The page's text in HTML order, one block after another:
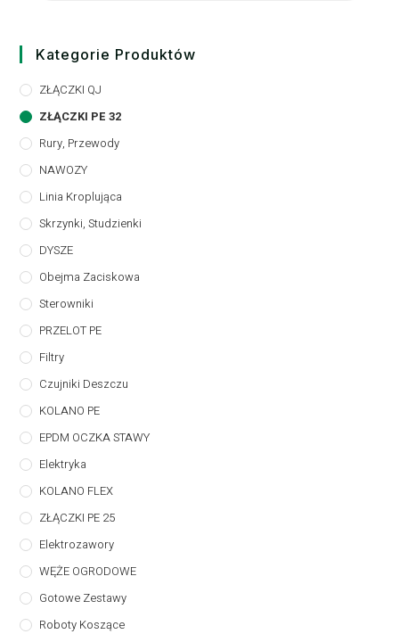
Kategorie Produktów
ZŁĄCZKI QJ
ZŁĄCZKI PE 32
Rury, Przewody
NAWOZY
Linia Kroplująca
Skrzynki, Studzienki
DYSZE
Obejma Zaciskowa
Sterowniki
PRZELOT PE
Filtry
Czujniki Deszczu
KOLANO PE
EPDM OCZKA STAWY
Elektryka
KOLANO FLEX
ZŁĄCZKI PE 25
Elektrozawory
WĘŻE OGRODOWE
Gotowe Zestawy
Roboty Koszące